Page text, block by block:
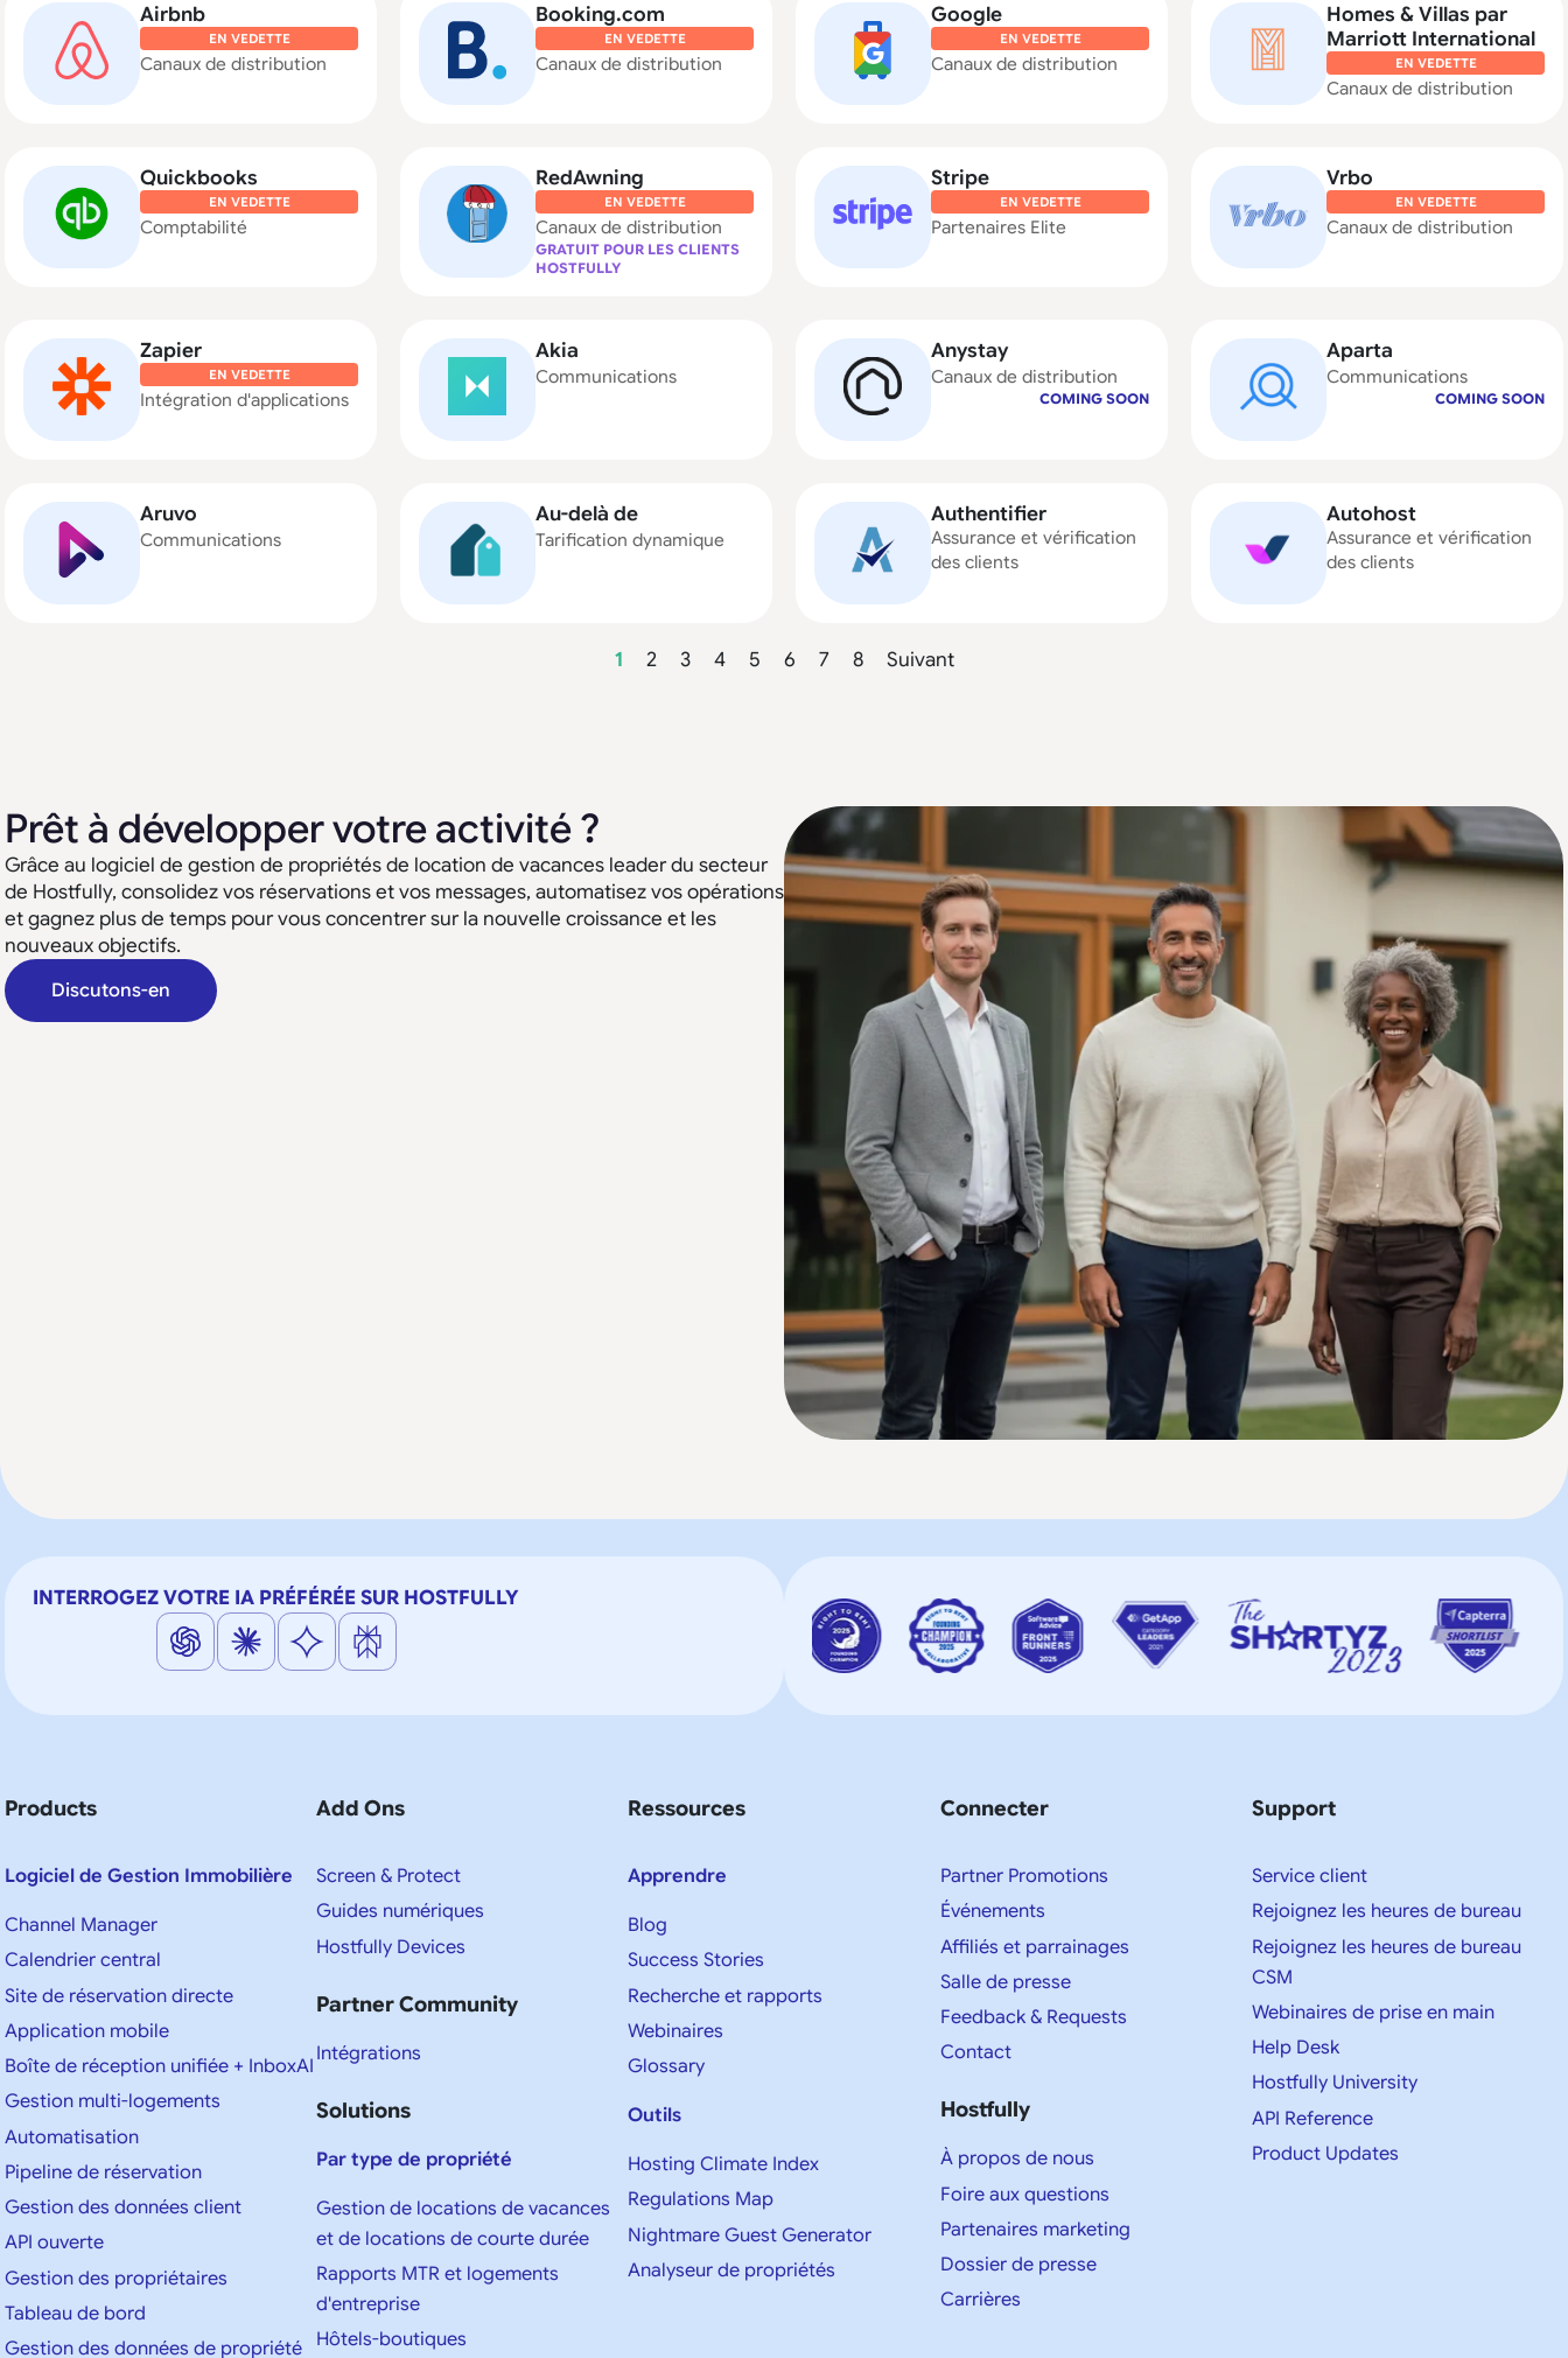
Airbnb
EN VEDETTE
Canaux de distribution
Booking.com
EN VEDETTE
Canaux de distribution
Google
EN VEDETTE
Canaux de distribution
Homes & Villas par
Marriott International
EN VEDETTE
Canaux de distribution
Quickbooks
EN VEDETTE
Comptabilité
RedAwning
EN VEDETTE
Canaux de distribution
GRATUIT POUR LES CLIENTS
HOSTFULLY
Stripe
EN VEDETTE
Partenaires Elite
Vrbo
EN VEDETTE
Canaux de distribution
Zapier
EN VEDETTE
Intégration d'applications
Akia
Communications
Anystay
Canaux de distribution
COMING SOON
Aparta
Communications
COMING SOON
Aruvo
Communications
Au-delà de
Tarification dynamique
Authentifier
Assurance et vérification
des clients
Autohost
Assurance et vérification
des clients
1 2 3 4 5 6 7 8 Suivant
Prêt à développer votre activité ?
Grâce au logiciel de gestion de propriétés de location de vacances leader du secteur
de Hostfully, consolidez vos réservations et vos messages, automatisez vos opérations
et gagnez plus de temps pour vous concentrer sur la nouvelle croissance et les
nouveaux objectifs.
Discutons-en
INTERROGEZ VOTRE IA PRÉFÉRÉE SUR HOSTFULLY
Products
Logiciel de Gestion Immobilière
Channel Manager
Calendrier central
Site de réservation directe
Application mobile
Boîte de réception unifiée + InboxAI
Gestion multi-logements
Automatisation
Pipeline de réservation
Gestion des données client
API ouverte
Gestion des propriétaires
Tableau de bord
Gestion des données de propriété
Add Ons
Screen & Protect
Guides numériques
Hostfully Devices
Partner Community
Intégrations
Solutions
Par type de propriété
Gestion de locations de vacances
et de locations de courte durée
Rapports MTR et logements
d'entreprise
Hôtels-boutiques
Ressources
Apprendre
Blog
Success Stories
Recherche et rapports
Webinaires
Glossary
Outils
Hosting Climate Index
Regulations Map
Nightmare Guest Generator
Analyseur de propriétés
Connecter
Partner Promotions
Événements
Affiliés et parrainages
Salle de presse
Feedback & Requests
Contact
Hostfully
À propos de nous
Foire aux questions
Partenaires marketing
Dossier de presse
Carrières
Support
Service client
Rejoignez les heures de bureau
Rejoignez les heures de bureau
CSM
Webinaires de prise en main
Help Desk
Hostfully University
API Reference
Product Updates